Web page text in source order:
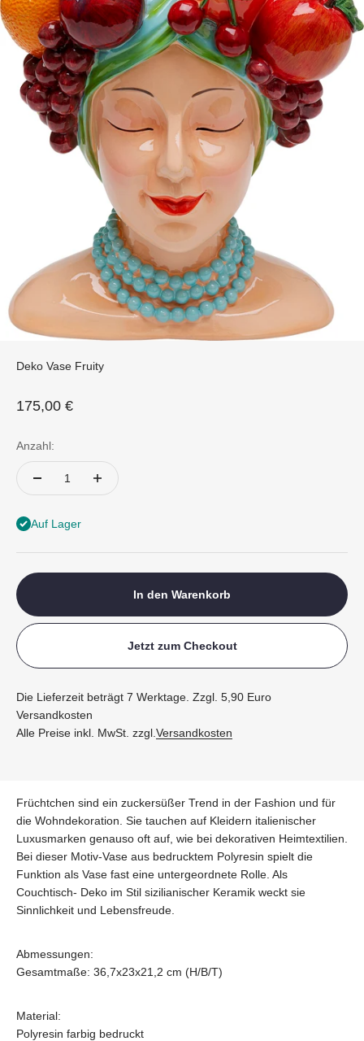
Deko Vase Fruity
Angebot
175,00 €
Anzahl:
Auf Lager
In den Warenkorb
Jetzt zum Checkout
Die Lieferzeit beträgt 7 Werktage. Zzgl. 5,90 Euro
Versandkosten
Alle Preise inkl. MwSt. zzgl. Versandkosten
Früchtchen sind ein zuckersüßer Trend in der Fashion und für
die Wohndekoration. Sie tauchen auf Kleidern italienischer
Luxusmarken genauso oft auf, wie bei dekorativen Heimtextilien.
Bei dieser Motiv-Vase aus bedrucktem Polyresin spielt die
Funktion als Vase fast eine untergeordnete Rolle. Als
Couchtisch- Deko im Stil sizilianischer Keramik weckt sie
Sinnlichkeit und Lebensfreude.
Abmessungen:
Gesamtmaße: 36,7x23x21,2 cm (H/B/T)
Material:
Polyresin farbig bedruckt